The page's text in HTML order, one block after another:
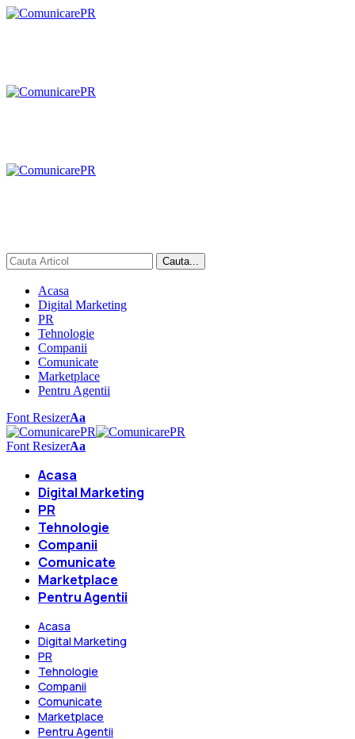
Acasa
Digital Marketing
PR
Tehnologie
Companii
Comunicate
Marketplace
Pentru Agentii
Font ResizerAa
Font ResizerAa
Acasa
Digital Marketing
PR
Tehnologie
Companii
Comunicate
Marketplace
Pentru Agentii
Acasa
Digital Marketing
PR
Tehnologie
Companii
Comunicate
Marketplace
Pentru Agentii